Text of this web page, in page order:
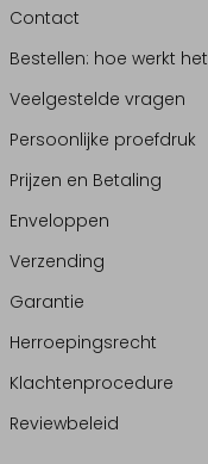
Contact
Bestellen: hoe werkt het
Veelgestelde vragen
Persoonlijke proefdruk
Prijzen en Betaling
Enveloppen
Verzending
Garantie
Herroepingsrecht
Klachtenprocedure
Reviewbeleid